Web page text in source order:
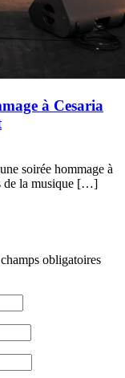
à Cesaria
soirée hommage à
de la musique […]
obligatoires